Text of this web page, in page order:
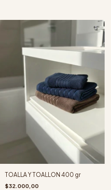
TOALLA Y TOALLON 400 gr
$32.000,00